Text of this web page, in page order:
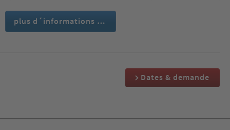
plus d´informations …
Dates & demande